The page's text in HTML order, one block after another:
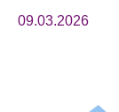
09.03.2026